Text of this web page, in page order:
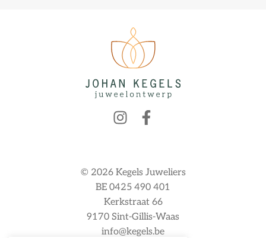
© 2026 Kegels Juweliers
BE 0425 490 401
Kerkstraat 66
9170 Sint-Gillis-Waas
info@kegels.be